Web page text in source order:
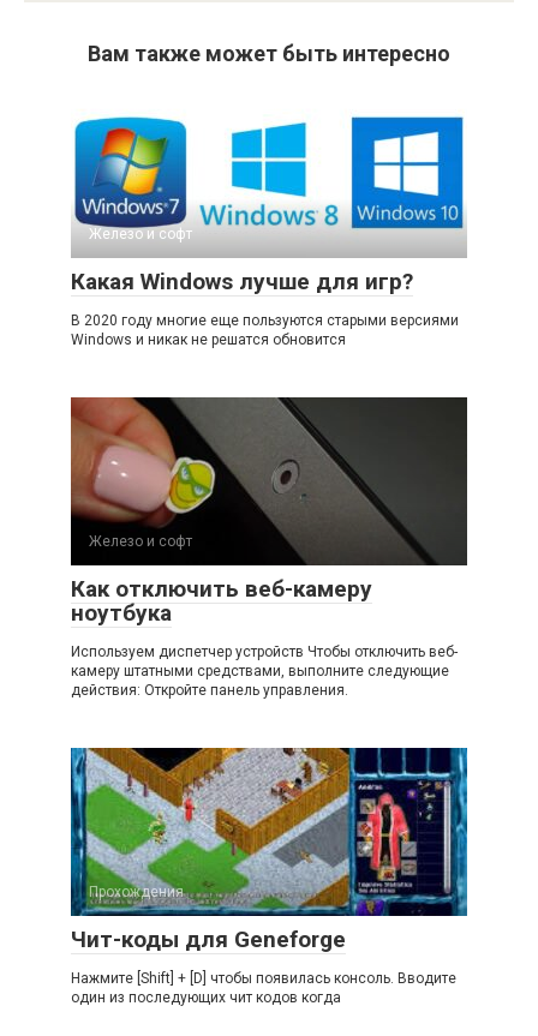
Вам также может быть интересно
Железо и софт
Какая Windows лучше для игр?
В 2020 году многие еще пользуются старыми версиями
Windows и никак не решатся обновится
Железо и софт
Как отключить веб-камеру
ноутбука
Используем диспетчер устройств Чтобы отключить веб-
камеру штатными средствами, выполните следующие
действия: Откройте панель управления.
Прохождения
Чит-коды для Geneforge
Нажмите [Shift] + [D] чтобы появилась консоль. Вводите
один из последующих чит кодов когда